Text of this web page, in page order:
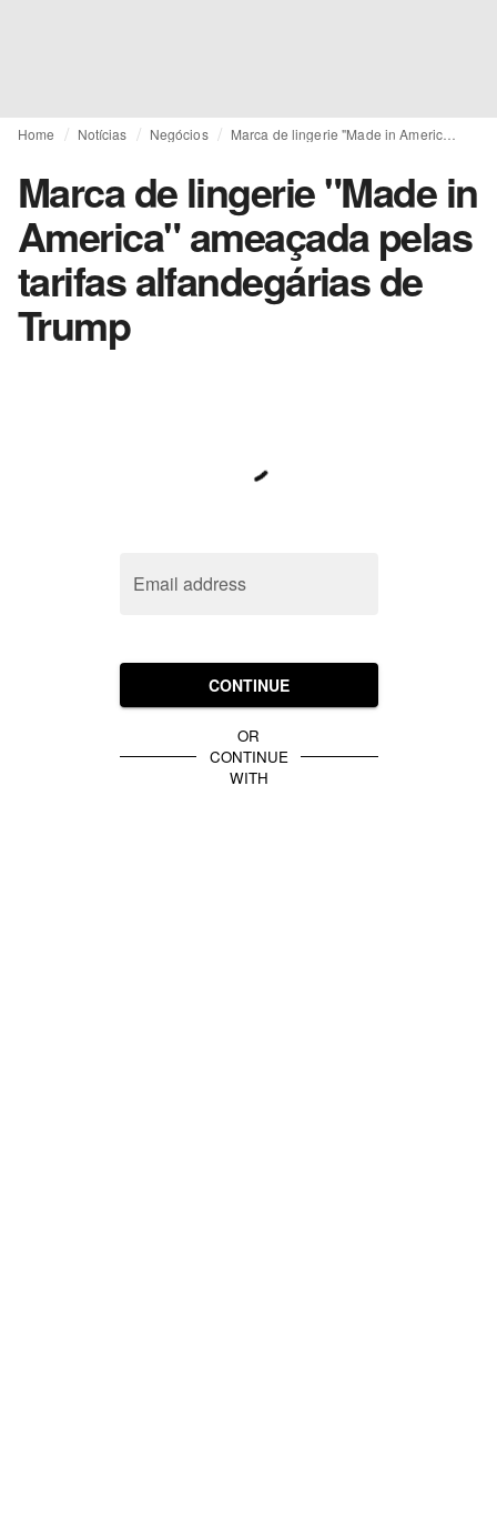
Home Notícias Negócios
Marca de lingerie "Made in
America" ameaçada pelas
tarifas alfandegárias de
Trump
Email address
CONTINUE
OR
CONTINUE
WITH